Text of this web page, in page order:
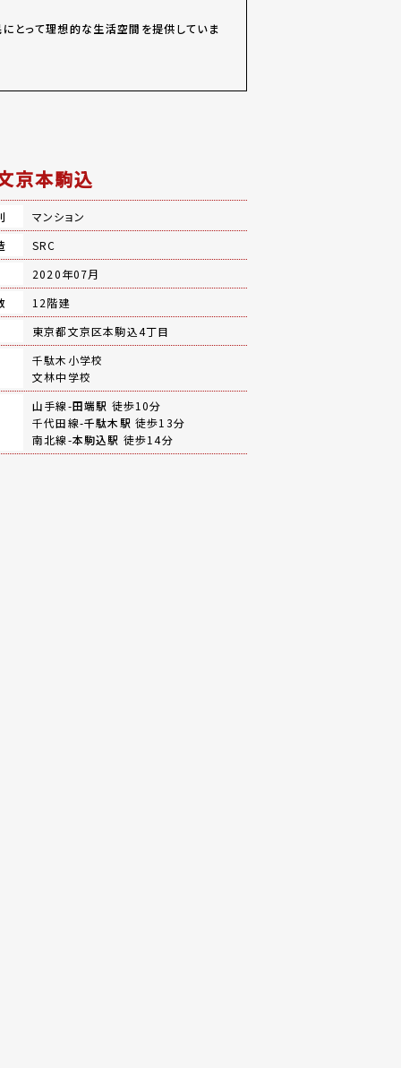
とって理想的な生活空間を提供していま
京本駒込
マンション
SRC
2020年07月
12階建
東京都文京区本駒込4丁目
千駄木小学校
文林中学校
山手線-田端駅 徒歩10分
千代田線-千駄木駅 徒歩13分
南北線-本駒込駅 徒歩14分